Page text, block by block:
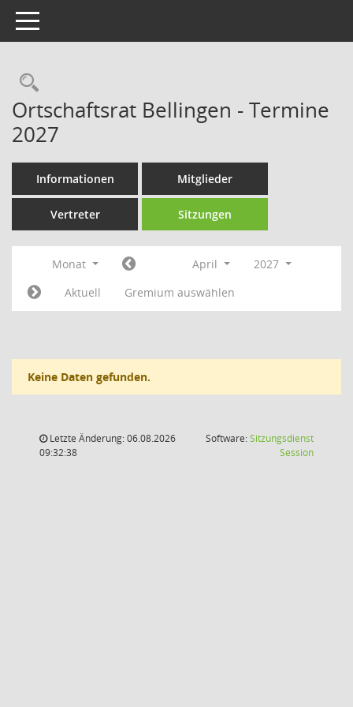
Toggle navigation
Rechercheauswahl
Ortschaftsrat Bellingen - Termine
2027
Informationen Mitglieder
Vertreter Sitzungen
Monat April
2027
Aktuell
Gremium auswählen
Keine Daten gefunden.
Letzte Änderung: 06.08.2026
09:32:38
Software:Sitzungsdienst
Session(Wird in